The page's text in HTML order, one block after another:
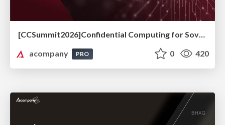
[CCSummit2026]Confidential Computing for Sovereign AI: The Emerging Opportunity in Japan ーBuilt on Global Innovation, Governed by Sovereign Trust.ー
acompany
PRO 0 420